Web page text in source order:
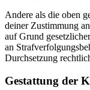
Andere als die oben
deiner Zustimmung
auf Grund
an
Durchsetzung
Gestattung der